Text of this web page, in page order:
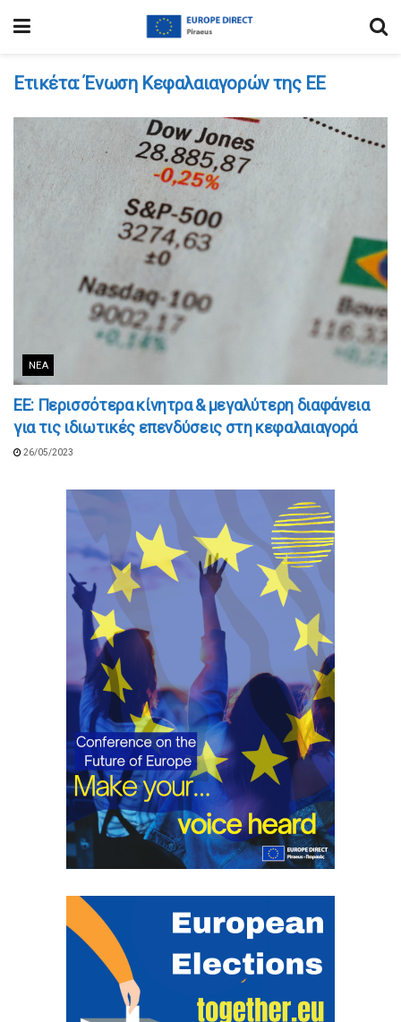
Ετικέτα:Ένωση Κεφαλαιαγορών της ΕΕ
ΝΈΑ
ΕΕ: Περισσότερα κίνητρα & μεγαλύτερη διαφάνεια
για τις ιδιωτικές επενδύσεις στη κεφαλαιαγορά
26/05/2023